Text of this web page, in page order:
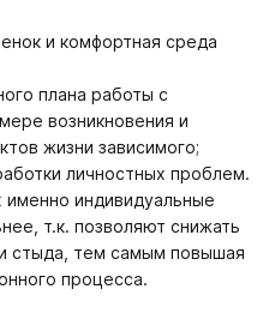
и комфортная среда
плана работы с
возникновения и
жизни зависимого;
личностных проблем.
именно индивидуальные
т.к. позволяют снижать
стыда, тем самым повышая
процесса.